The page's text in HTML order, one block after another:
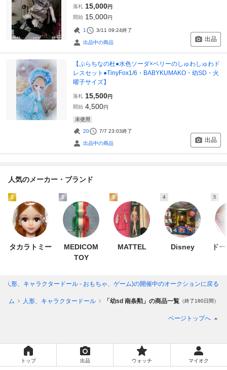
落札 15,000円
開始 15,000円
1 3/11 09:24終了
出品中の商品 出品
【ぷらちなの杜●水色ソーダ×ベリーのしゅわしゅわド
レスセット●TinyFox1/6・BABYKUMAKO・幼SD・火
曜子サイズ】
落札 15,500円
開始 4,500円
未使用
20 7/7 23:03終了
出品中の商品 出品
人気のメーカー・ブランド
1
タカラトミー
2
MEDICOM
TOY
3
MATTEL
4
Disney
5
ド
(人形、キャラクタードール - おもちゃ、ゲーム)の開催中のオークションに戻る
ーム 人形、キャラクタードール 「幼sd 南条勲」の商品一覧 （終了180日間）
ページトップへ
トップ 出品 ウォッチ マイオク